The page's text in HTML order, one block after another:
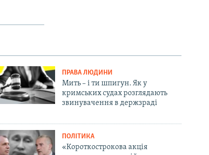
ПРАВА ЛЮДИНИ
Мить – і ти шпигун. Як у
кримських судах розглядають
звинувачення в держзраді
ПОЛІТИКА
«Короткострокова акція